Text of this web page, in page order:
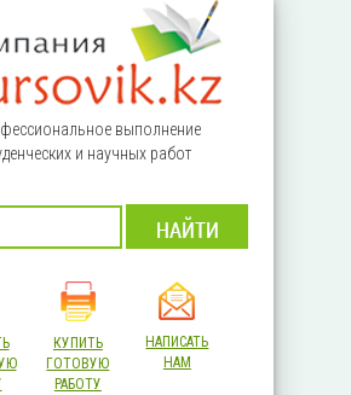
выполнение
и научных работ
КУПИТЬ
ГОТОВУЮ
РАБОТУ
НАПИСАТЬ
НАМ